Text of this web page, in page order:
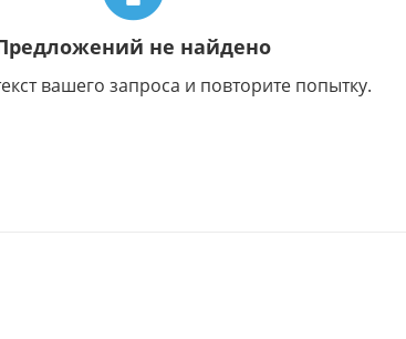
не найдено
вашего запроса и повторите попытку.